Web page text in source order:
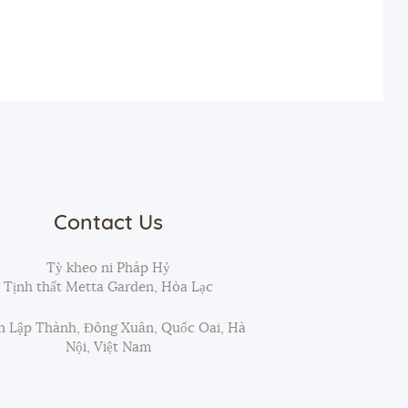
Contact Us
Tỳ kheo ni Pháp Hỷ
Tịnh thất Metta Garden, Hòa Lạc
Lập Thành, Đông Xuân, Quốc Oai, Hà
Nội, Việt Nam